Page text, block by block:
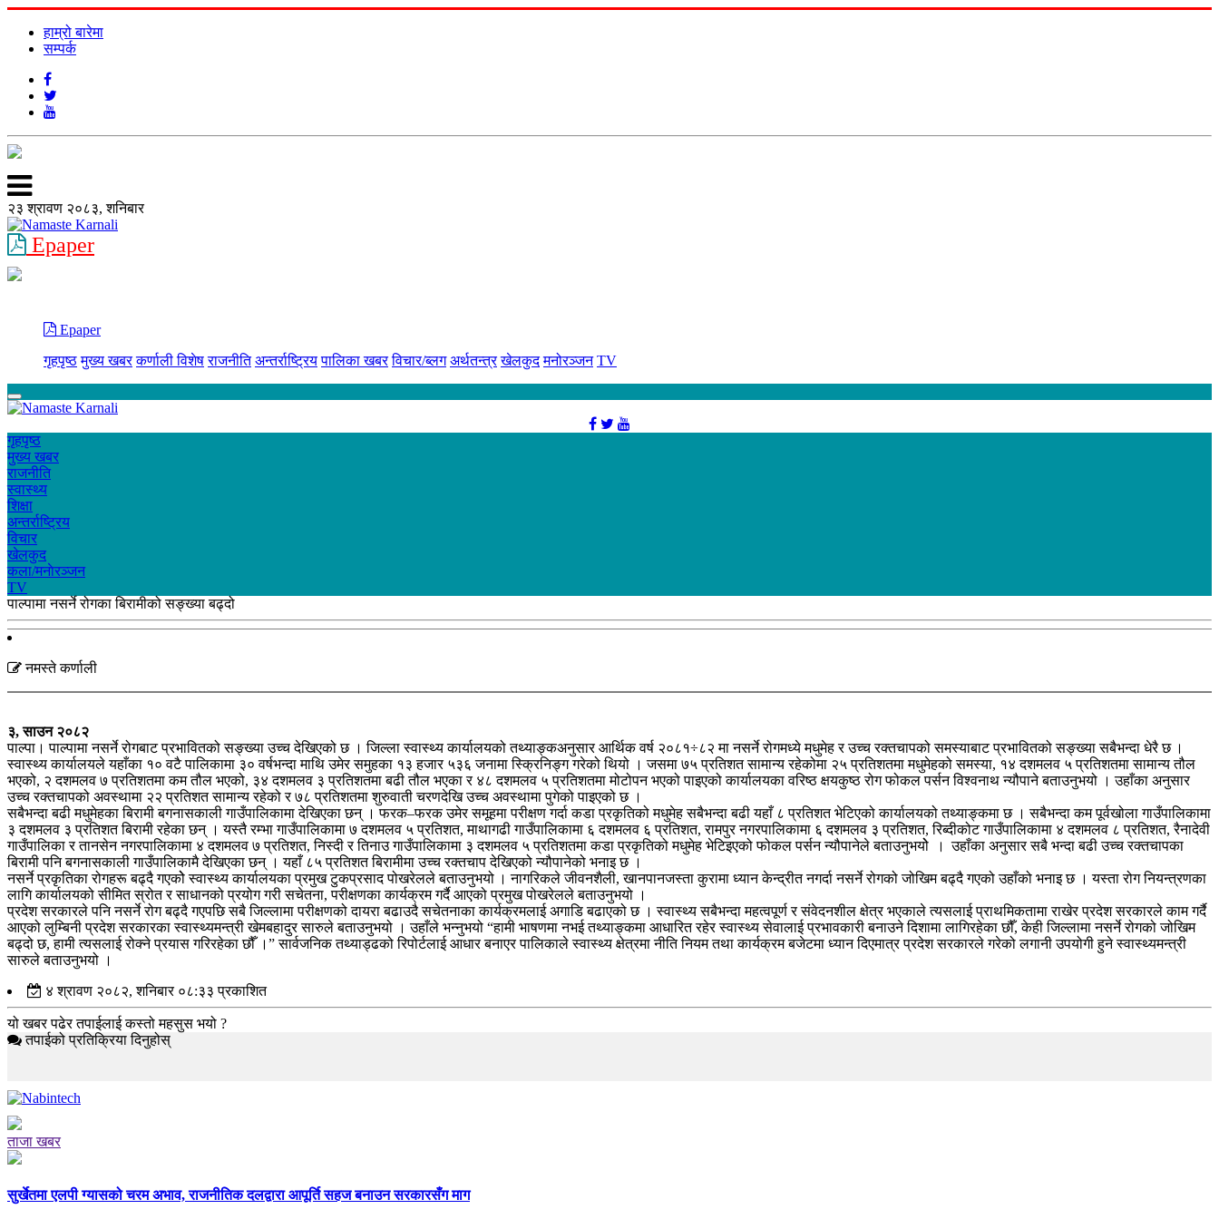
हाम्रो बारेमा
सम्पर्क
२३ श्रावण २०८३, शनिबार
Epaper
Epaper
गृहपृष्ठ मुख्य खबर कर्णाली विशेष राजनीति अन्तर्राष्ट्रिय पालिका खबर विचार/ब्लग अर्थतन्त्र खेलकुद मनोरञ्जन TV
गृहपृष्ठ
मुख्य खबर
राजनीति
स्वास्थ्य
शिक्षा
अन्तर्राष्ट्रिय
विचार
खेलकुद
कला/मनाेरञ्जन
TV
पाल्पामा नसर्ने रोगका बिरामीको सङ्ख्या बढ्दो
नमस्ते कर्णाली
३, साउन २०८२
पाल्पा। पाल्पामा नसर्ने रोगबाट प्रभावितको सङ्ख्या उच्च देखिएको छ । जिल्ला स्वास्थ्य कार्यालयको तथ्याङ्कअनुसार आर्थिक वर्ष २०८१÷८२ मा नसर्ने रोगमध्ये मधुमेह र उच्च रक्तचापको समस्याबाट प्रभावितको सङ्ख्या सबैभन्दा धेरै छ ।
स्वास्थ्य कार्यालयले यहाँका १० वटै पालिकामा ३० वर्षभन्दा माथि उमेर समुहका १३ हजार ५३६ जनामा स्क्रिनिङ्ग गरेको थियो । जसमा ७५ प्रतिशत सामान्य रहेकोमा २५ प्रतिशतमा मधुमेहको समस्या, १४ दशमलव ५ प्रतिशतमा सामान्य तौल
भएको, २ दशमलव ७ प्रतिशतमा कम तौल भएको, ३४ दशमलव ३ प्रतिशतमा बढी तौल भएका र ४८ दशमलव ५ प्रतिशतमा मोटोपन भएको पाइएको कार्यालयका वरिष्ठ क्षयकुष्ठ रोग फोकल पर्सन विश्वनाथ न्यौपाने बताउनुभयो । उहाँका अनुसार
उच्च रक्तचापको अवस्थामा २२ प्रतिशत सामान्य रहेको र ७८ प्रतिशतमा शुरुवाती चरणदेखि उच्च अवस्थामा पुगेको पाइएको छ ।
सबैभन्दा बढी मधुमेहका बिरामी बगनासकाली गाउँपालिकामा देखिएका छन् । फरक–फरक उमेर समूहमा परीक्षण गर्दा कडा प्रकृतिको मधुमेह सबैभन्दा बढी यहाँ ८ प्रतिशत भेटिएको कार्यालयको तथ्याङ्कमा छ । सबैभन्दा कम पूर्वखोला गाउँपालिकामा
३ दशमलव ३ प्रतिशत बिरामी रहेका छन् । यस्तै रम्भा गाउँपालिकामा ७ दशमलव ५ प्रतिशत, माथागढी गाउँपालिकामा ६ दशमलव ६ प्रतिशत, रामपुर नगरपालिकामा ६ दशमलव ३ प्रतिशत, रिब्दीकोट गाउँपालिकामा ४ दशमलव ८ प्रतिशत, रैनादेवी
गाउँपालिका र तानसेन नगरपालिकामा ४ दशमलव ७ प्रतिशत, निस्दी र तिनाउ गाउँपालिकामा ३ दशमलव ५ प्रतिशतमा कडा प्रकृतिको मधुमेह भेटिइएको फोकल पर्सन न्यौपानेले बताउनुभयोे । उहाँका अनुसार सबै भन्दा बढी उच्च रक्तचापका
बिरामी पनि बगनासकाली गाउँपालिकामै देखिएका छन् । यहाँ ८५ प्रतिशत बिरामीमा उच्च रक्तचाप देखिएको न्यौपानेको भनाइ छ ।
नसर्ने प्रकृतिका रोगहरू बढ्दै गएकोे स्वास्थ्य कार्यालयका प्रमुख टुकप्रसाद पोखरेलले बताउनुभयो । नागरिकले जीवनशैली, खानपानजस्ता कुरामा ध्यान केन्द्रीत नगर्दा नसर्ने रोगको जोखिम बढ्दै गएको उहाँको भनाइ छ । यस्ता रोग नियन्त्रणका
लागि कार्यालयको सीमित स्रोत र साधानको प्रयोग गरी सचेतना, परीक्षणका कार्यक्रम गर्दै आएको प्रमुख पोखरेलले बताउनुभयो ।
प्रदेश सरकारले पनि नसर्ने रोग बढ्दै गएपछि सबै जिल्लामा परीक्षणको दायरा बढाउदै सचेतनाका कार्यक्रमलाई अगाडि बढाएको छ । स्वास्थ्य सबैभन्दा महत्वपूर्ण र संवेदनशील क्षेत्र भएकाले त्यसलाई प्राथमिकतामा राखेर प्रदेश सरकारले काम गर्दै
आएको लुम्बिनी प्रदेश सरकारका स्वास्थ्यमन्त्री खेमबहादुर सारुले बताउनुभयो । उहाँले भन्नुभयो “हामी भाषणमा नभई तथ्याङ्कमा आधारित रहेर स्वास्थ्य सेवालाई प्रभावकारी बनाउने दिशामा लागिरहेका छौँ, केही जिल्लामा नसर्ने रोगको जोखिम
बढ्दो छ, हामी त्यसलाई रोक्ने प्रयास गरिरहेका छौँ ।” सार्वजनिक तथ्याड्ढको रिपोर्टलाई आधार बनाएर पालिकाले स्वास्थ्य क्षेत्रमा नीति नियम तथा कार्यक्रम बजेटमा ध्यान दिएमात्र प्रदेश सरकारले गरेको लगानी उपयोगी हुने स्वास्थ्यमन्त्री
सारुले बताउनुभयो ।
४ श्रावण २०८२, शनिबार ०८:३३ प्रकाशित
यो खबर पढेर तपाईलाई कस्तो महसुस भयो ?
तपाईको प्रतिक्रिया दिनुहोस्
ताजा खबर
सुर्खेतमा एलपी ग्यासको चरम अभाव, राजनीतिक दलद्वारा आपूर्ति सहज बनाउन सरकारसँग माग